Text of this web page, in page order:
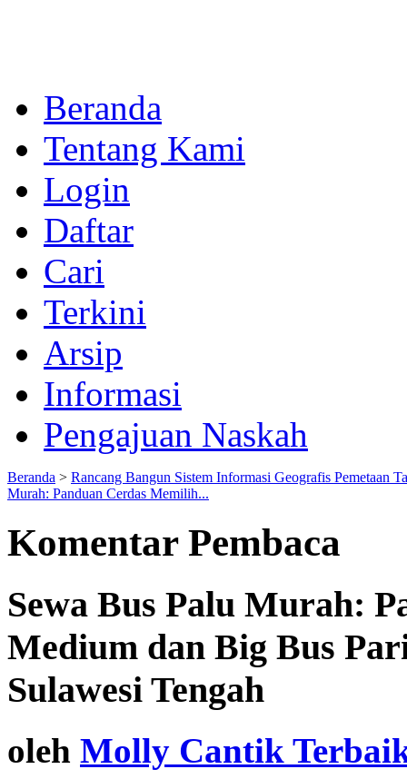
Beranda
Tentang Kami
Login
Daftar
Cari
Terkini
Arsip
Informasi
Pengajuan Naskah
Beranda > Rancang Bangun Sistem Informasi Geografis Pemetaan
Murah: Panduan Cerdas Memilih...
Komentar Pembaca
Sewa Bus Palu Murah:
Medium dan Big Bus
Sulawesi Tengah
oleh Molly Cantik